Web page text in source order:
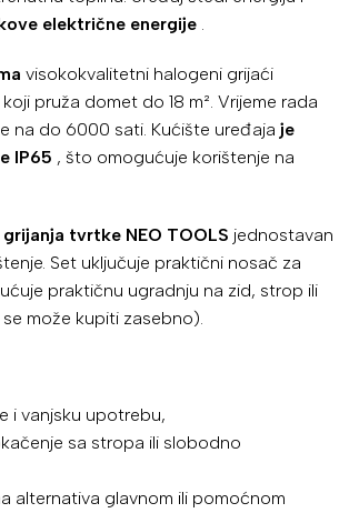
električne energije
visokokvalitetni halogeni grijaći
pruža domet do 18 m². Vrijeme rada
na do 6000 sati. Kućište uređaja je
IP65 , što omogućuje korištenje na
tvrtke NEO TOOLS jednostavan
Set uključuje praktični nosač za
praktičnu ugradnju na zid, strop ili
može kupiti zasebno).
i vanjsku upotrebu,
sa stropa ili slobodno
alternativa glavnom ili pomoćnom